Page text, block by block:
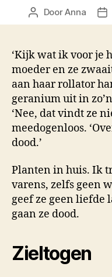
Berichtauteur
DoorAnna
‘Kijk wat ik voor je
moeder en ze
aan haar rollator
geranium uit in
‘Nee, dat vindt ze
meedogenloos.
dood.’
Planten in huis. Ik
varens, zelfs geen
geef ze geen liefde
gaan ze dood.
Zieltogen